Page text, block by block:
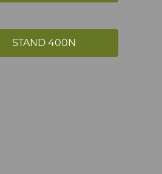
STAND 400N